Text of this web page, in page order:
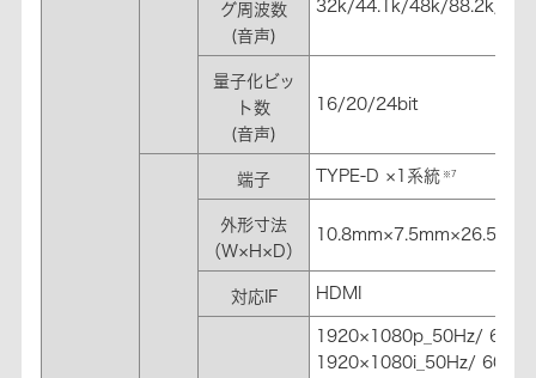
グ周波数
(音声)
32k/44.1k/48k/88.2k/
量子化ビッ
ト数
(音声)
16/20/24bit
端子 TYPE-D ×1系統 ※7
外形寸法
（W×H×D）
10.8mm×7.5mm×26.5mm
対応IF HDMI
1920×1080p_50Hz/ 60Hz
1920×1080i_50Hz/ 60Hz